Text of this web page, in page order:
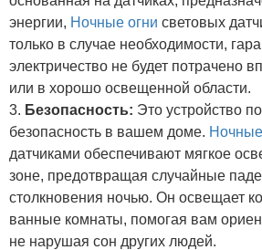
энергии, Ночные огни световых
только в случае необходимости,
электричество не будет потрачено
или в хорошо освещенной области.
3. Безопасность: Это устройство
безопасность в вашем доме.
датчиками обеспечивают мягкое
зоне, предотвращая случайные
столкновения ночью. Он освещает
ванные комнаты, помогая вам
не нарушая сон других людей.